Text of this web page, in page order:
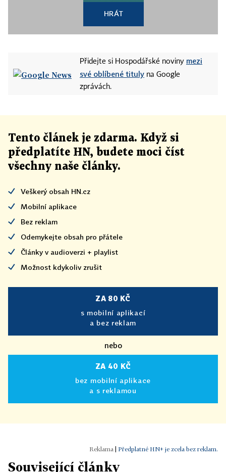
HRÁT
Přidejte si Hospodářské noviny mezi
své oblíbené tituly na Google
zprávách.
Tento článek je zdarma. Když si
předplatíte HN, budete moci číst
všechny naše články.
Veškerý obsah HN.cz
Mobilní aplikace
Bez reklam
Odemykejte obsah pro přátele
Články v audioverzi + playlist
Možnost kdykoliv zrušit
ZA 80 KČ
s mobilní aplikací
a bez reklam
nebo
ZA 40 KČ
bez mobilní aplikace
a s reklamou
Předplatné HN+ je zcela bez reklam.
Související články